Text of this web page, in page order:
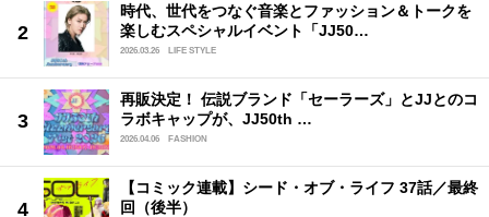
時代、世代をつなぐ音楽とファッション＆トークを
楽しむスペシャルイベント「JJ50…
2026.03.26 LIFE STYLE
再販決定！ 伝説ブランド「セーラーズ」とJJとのコ
ラボキャップが、JJ50th …
2026.04.06 FASHION
【コミック連載】シード・オブ・ライフ 37話／最終
回（後半）